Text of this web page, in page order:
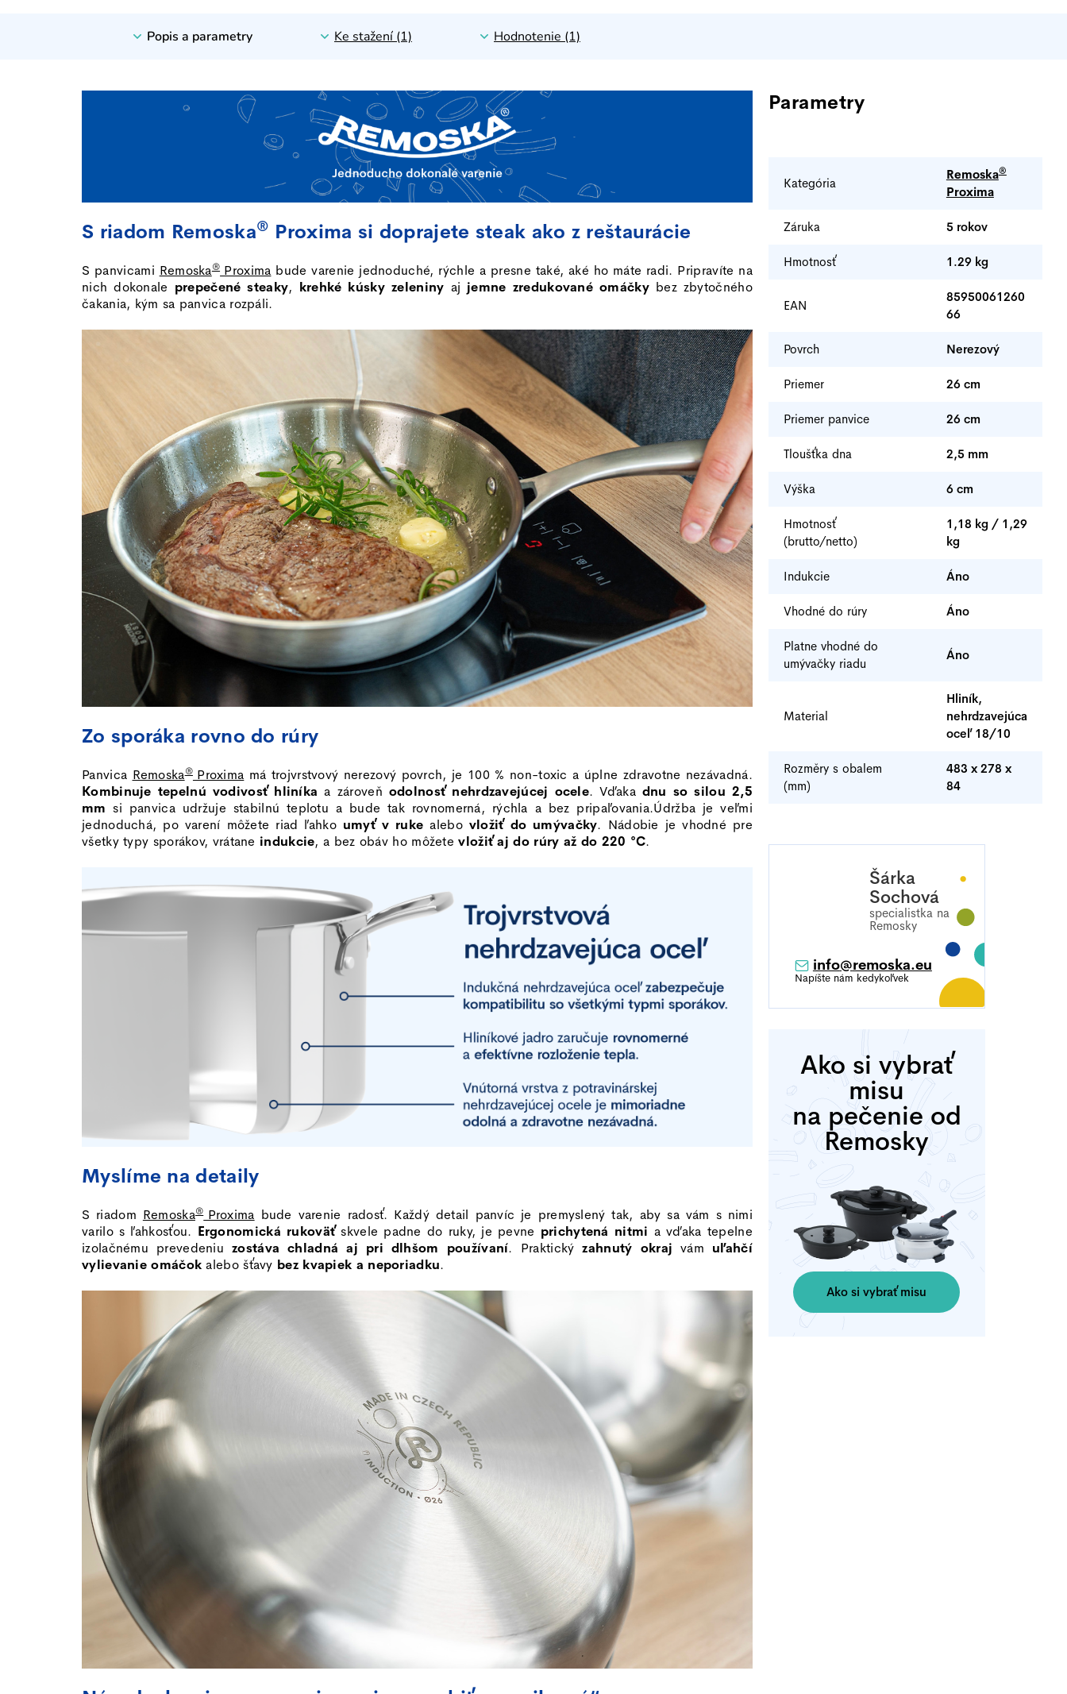
Popis a parametry Ke stažení (1) Hodnotenie (1)
S riadom Remoska® Proxima si doprajete steak ako z reštaurácie
S panvicami Remoska® Proxima bude varenie jednoduché, rýchle a presne také, aké ho máte radi. Pripravíte na
nich dokonale prepečené steaky, krehké kúsky zeleniny aj jemne zredukované omáčkybez zbytočného
čakania, kým sa panvica rozpáli.
Zo sporáka rovno do rúry
Panvica Remoska®Proxima má trojvrstvový nerezový povrch, je 100 % non-toxic a úplne zdravotne nezávadná.
Kombinuje tepelnú vodivosť hliníka a zároveň odolnosť nehrdzavejúcej ocele. Vďaka dnu so silou 2,5
mm si panvica udržuje stabilnú teplotu a bude tak rovnomerná, rýchla a bez pripaľovania.Údržba je veľmi
jednoduchá, po varení môžete riad ľahko umyť v ruke alebo vložiť do umývačky. Nádobie je vhodné pre
všetky typy sporákov, vrátane indukcie, a bez obáv ho môžetevložiť aj do rúry až do 220 °C.
Myslíme na detaily
S riadom Remoska®Proxima bude varenie radosť. Každý detail panvíc je premyslený tak, aby sa vám s nimi
varilo s ľahkosťou. Ergonomická rukoväťskvele padne do ruky, je pevne prichytená nitmi a vďaka tepelne
izolačnému prevedeniuzostáva chladná aj pri dlhšom používaní. Praktickýzahnutý okraj vám uľahčí
vylievanie omáčok alebo šťavy bez kvapiek a neporiadku.
Kategória
Remoska®
Proxima
Záruka 5 rokov
Hmotnosť 1.29 kg
EAN
85950061260
66
Povrch Nerezový
Priemer 26 cm
Priemer panvice 26 cm
Tloušťka dna 2,5 mm
Výška 6 cm
Hmotnosť
(brutto/netto)
1,18 kg / 1,29
kg
Indukcie Áno
Vhodné do rúry Áno
Platne vhodné do
umývačky riadu
Áno
Material
Hliník,
nehrdzavejúca
oceľ 18/10
Rozměry s obalem
(mm)
483 x 278 x
84
Šárka
Sochová
info@remoska.eu
Ako si vybrať
misu
na pečenie od
Remosky
Ako si vybrať misu